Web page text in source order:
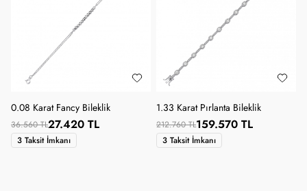
0.08 Karat Fancy Bileklik
36.560 TL27.420 TL
3 Taksit İmkanı
1.33 Karat Pırlanta Bileklik
212.760 TL159.570 TL
3 Taksit İmkanı